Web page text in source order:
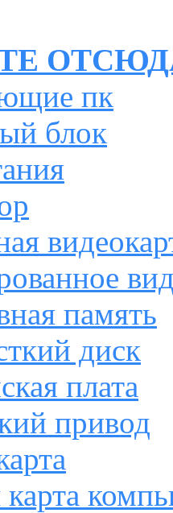
пк
блок
память
диск
плата
привод
карта